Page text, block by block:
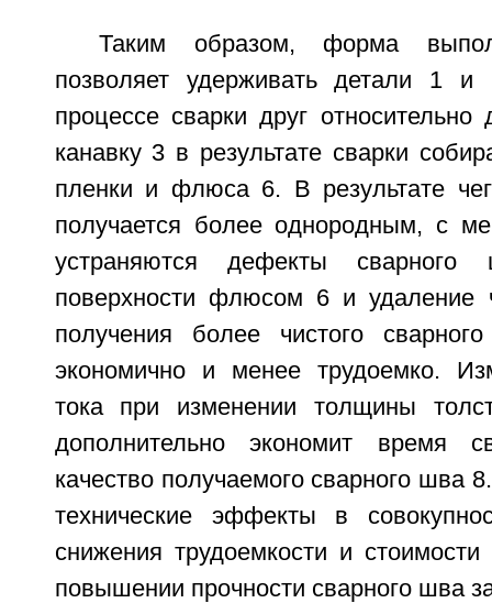
Таким образом, форма
позволяет удерживать детали 1
процессе сварки друг относительно
канавку 3 в результате сварки
пленки и флюса 6. В результате
получается более однородным, с
устраняются дефекты
поверхности флюсом 6 и
получения более чистого
экономично и менее трудоемко.
тока при изменении толщины
дополнительно экономит время
качество получаемого сварного шва
технические эффекты в
снижения трудоемкости и
повышении прочности сварного шва